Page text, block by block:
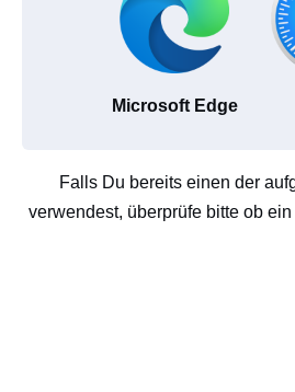
Microsoft Edge
Falls Du bereits einen der
verwendest, überprüfe bitte ob